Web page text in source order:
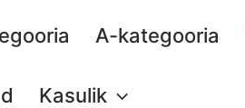
A-kategooria
Kasulik